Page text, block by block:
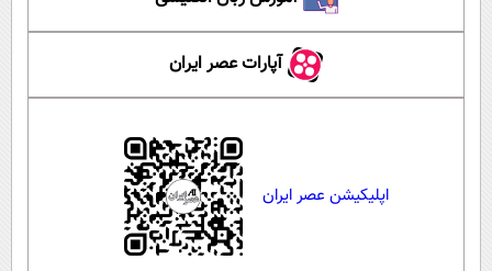
آپارات عصر ایران
اپلیکیشن عصر ایران